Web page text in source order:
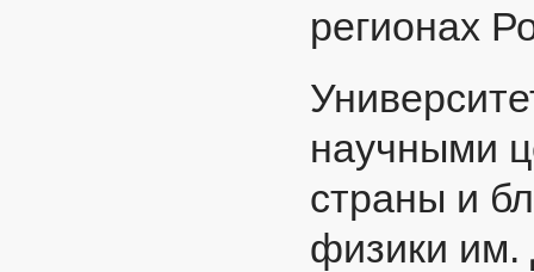
регионах
научными
страны и
физики им.